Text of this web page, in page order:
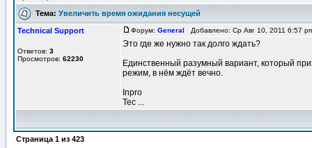
Тема: Увеличить время ожидания несущей
Technical Support
Ответов: 3
Просмотров: 62230
Форум: General Добавлено: Ср Авг 10, 2011 6:57
Это где же нужно так долго ждать?
Единственный разумный вариант, который
режим, в нём ждёт вечно.
Inpro
Tec ...
Страница 1 из 423